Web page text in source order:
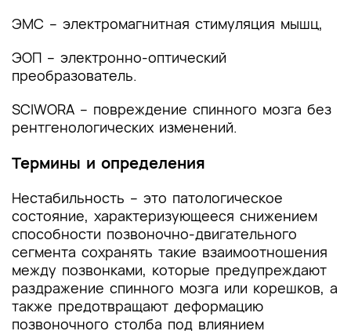
ЭМС – электромагнитная стимуляция мышц,
ЭОП – электронно-оптический
преобразователь.
SCIWORA – повреждение спинного мозга без
рентгенологических изменений.
Термины и определения
Нестабильность – это патологическое
состояние, характеризующееся снижением
способности позвоночно-двигательного
сегмента сохранять такие взаимоотношения
между позвонками, которые предупреждают
раздражение спинного мозга или корешков, а
также предотвращают деформацию
позвоночного столба под влиянием